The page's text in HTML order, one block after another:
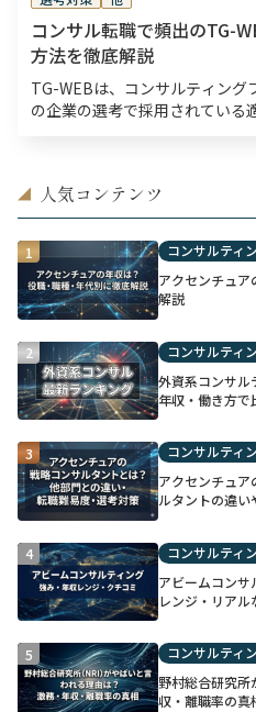
コンサル転職で頻出のTG-
方法を徹底解説
TG-WEBは、コンサルティング
の企業の選考で採用されている
◢ 人気コンテンツ
1
コンサルティ
アクセンチュ
解説
2
コンサルティ
外資系コンサル
年収・働き方で
3
コンサルティ
アクセンチュア
ルタントの違
4
コンサルティ
アビームコン
レンジ・リア
5
コンサルティ
野村総合研究
収・離職率の真